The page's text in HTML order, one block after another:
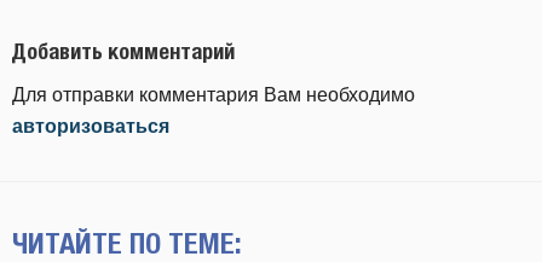
Добавить комментарий
Для отправки комментария Вам необходимо
авторизоваться
ЧИТАЙТЕ ПО ТЕМЕ: